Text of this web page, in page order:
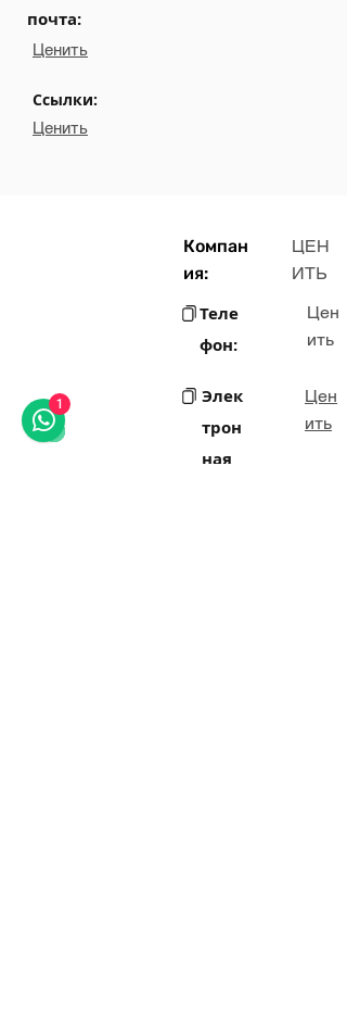
1
почта:
Ценить
Ссылки:
Ценить
Компан
ия:
ЦЕН
ИТЬ
Теле
фон:
Цен
ить
Элек
трон
ная
Цен
ить